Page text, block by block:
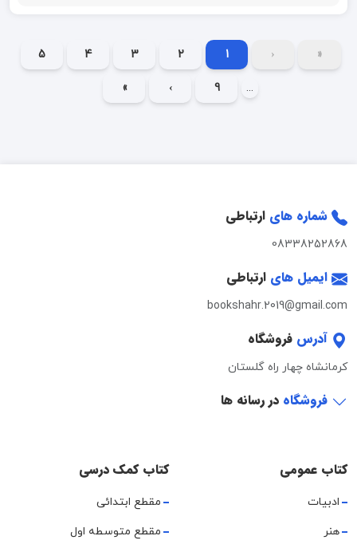
«
‹
1
2
3
4
5
...
9
›
»
شماره های ارتباطی
08338252868
ایمیل های ارتباطی
bookshahr.2019@gmail.com
آدرس فروشگاه
کرمانشاه چهار راه گلستان
فروشگاه در رسانه ها
کتاب عمومی
ادبیات
هنر
کتاب کمک درسی
مقطع ابتدائی
مقطع متوسطه اول